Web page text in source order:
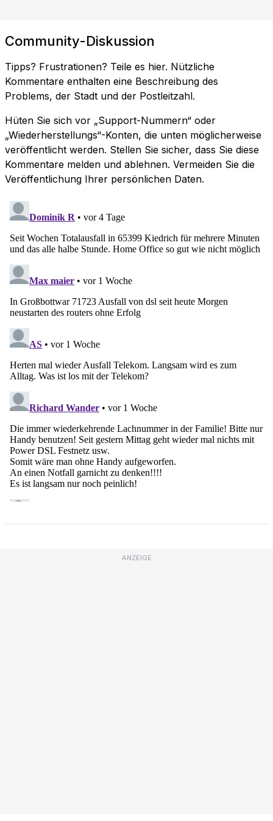
Community-Diskussion
Tipps? Frustrationen? Teile es hier. Nützliche
Kommentare enthalten eine Beschreibung des
Problems, der Stadt und der Postleitzahl.
Hüten Sie sich vor „Support-Nummern“ oder
„Wiederherstellungs“-Konten, die unten möglicherweise
veröffentlicht werden. Stellen Sie sicher, dass Sie diese
Kommentare melden und ablehnen. Vermeiden Sie die
Veröffentlichung Ihrer persönlichen Daten.
ANZEIGE